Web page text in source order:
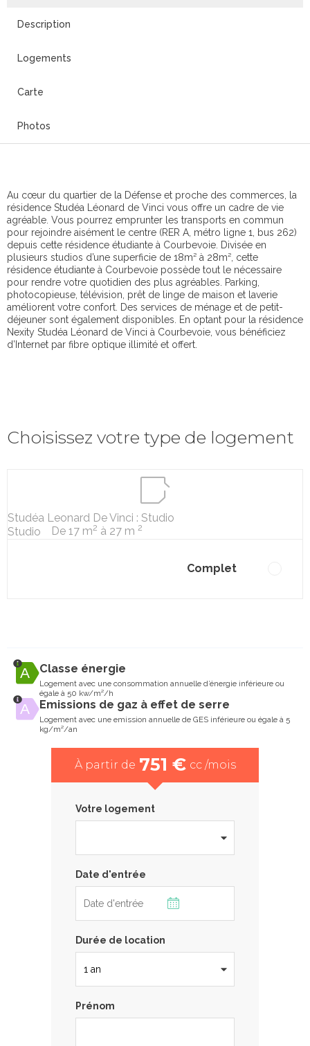
Description
Logements
Carte
Photos
Au cœur du quartier de la Défense et proche des commerces, la
résidence Studéa Léonard de Vinci vous offre un cadre de vie
agréable. Vous pourrez emprunter les transports en commun
pour rejoindre aisément le centre (RER A, métro ligne 1, bus 262)
depuis cette résidence étudiante à Courbevoie. Divisée en
plusieurs studios d’une superficie de 18m² à 28m², cette
résidence étudiante à Courbevoie possède tout le nécessaire
pour rendre votre quotidien des plus agréables. Parking,
photocopieuse, télévision, prêt de linge de maison et laverie
améliorent votre confort. Des services de ménage et de petit-
déjeuner sont également disponibles. En optant pour la résidence
Nexity Studéa Léonard de Vinci à Courbevoie, vous bénéficiez
d’Internet par fibre optique illimité et offert.
Choisissez votre type de logement
Studéa Leonard De Vinci : Studio
Studio
De 17 m2 à 27 m 2
Complet
Classe énergie
Logement avec une consommation annuelle d’énergie inférieure ou
égale à 50 kw/m²/h
Emissions de gaz à effet de serre
Logement avec une emission annuelle de GES inférieure ou égale à 5
kg/m²/an
À partir de 751 € cc /mois
Votre logement
Date d'entrée
Durée de location
Prénom